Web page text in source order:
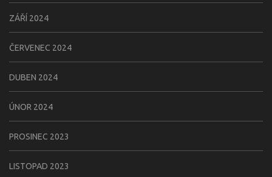
ZÁŘÍ 2024
ČERVENEC 2024
DUBEN 2024
ÚNOR 2024
PROSINEC 2023
LISTOPAD 2023